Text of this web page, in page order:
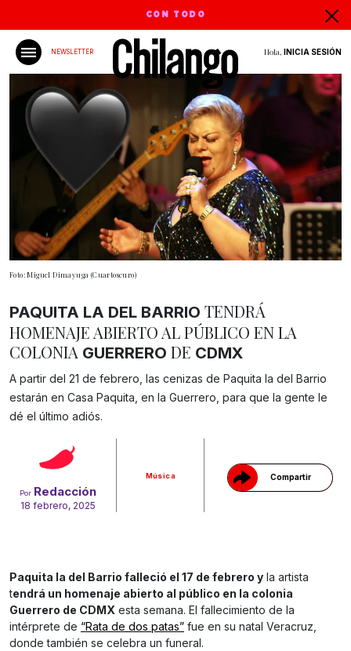
CON TODO
NEWSLETTER Hola, INICIA SESIÓN
Foto: Miguel Dimayuga (Cuartoscuro)
Por Redacción
18 febrero, 2025
Música Compartir
Gracias!
PAQUITA LA DEL BARRIO TENDRÁ
HOMENAJE ABIERTO AL PÚBLICO EN LA
COLONIA GUERRERO DE CDMX
A partir del 21 de febrero, las cenizas de Paquita la del Barrio
estarán en Casa Paquita, en la Guerrero, para que la gente le
dé el último adiós.
Paquita la del Barrio falleció el 17 de febrero y la artista
tendrá un homenaje abierto al público en la colonia
Guerrero de CDMX esta semana. El fallecimiento de la
intérprete de “Rata de dos patas” fue en su natal Veracruz,
donde también se celebra un funeral.